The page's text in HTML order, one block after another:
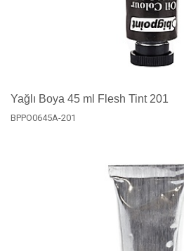
Yağlı Boya 45 ml Flesh Tint 201
BPPO0645A-201